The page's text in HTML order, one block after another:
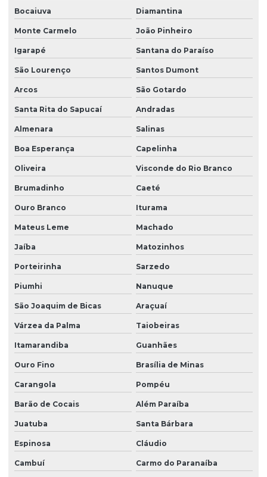
Empresa produtora de grama são carlos
Empresa produtora de leiva de grama
Equipe de plantio de grama esmeralda
Equipe de plantio de grama esmeralda em sp
Equipe de plantio de grama especializada em rodovias
Equipe de plantio de grama especializada em taludes
Execução de projeto de paisagismo
Fabricante de árvores nativas
Fabricante de árvores nativas em são paulo
Fabricante de grama esmeralda
Fabricante de grama santo agostinho
Fabricante de grama são carlos
Fornecedor de árvores nativas
Fornecedor de árvores nativas em são paulo
Fornecedor de grama batatais
Fornecedor de grama bermuda
Fornecedor de grama bermuda em paraná
Fornecedor de grama para campo de futebol em sp
Fornecedor de grama esmeralda
Fornecedor de grama esmeralda em paraná
Bocaiuva Diamantina
Monte Carmelo João Pinheiro
Igarapé Santana do Paraíso
São Lourenço Santos Dumont
Arcos São Gotardo
Santa Rita do Sapucaí Andradas
Almenara Salinas
Boa Esperança Capelinha
Oliveira Visconde do Rio Branco
Brumadinho Caeté
Ouro Branco Iturama
Mateus Leme Machado
Jaíba Matozinhos
Porteirinha Sarzedo
Piumhi Nanuque
São Joaquim de Bicas Araçuaí
Várzea da Palma Taiobeiras
Itamarandiba Guanhães
Ouro Fino Brasília de Minas
Carangola Pompéu
Barão de Cocais Além Paraíba
Juatuba Santa Bárbara
Espinosa Cláudio
Cambuí Carmo do Paranaíba